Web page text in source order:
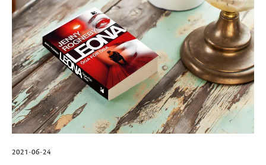
2021-06-24